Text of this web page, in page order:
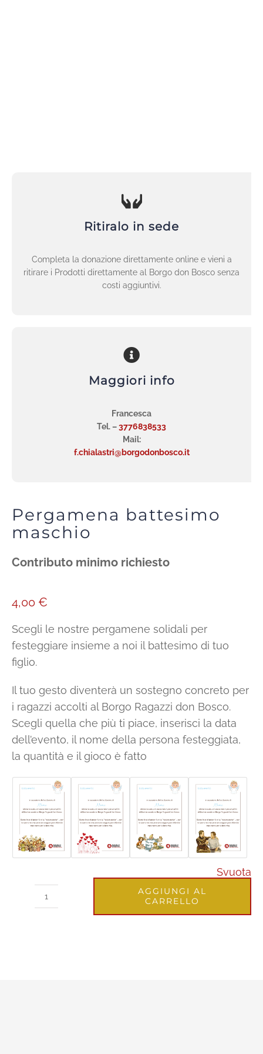
Ritiralo in sede
Completa la donazione direttamente online e vieni a
ritirare i Prodotti direttamente al Borgo don Bosco senza
costi aggiuntivi.
Maggiori info
Francesca
Tel. –3776838533
Mail:
f.chialastri@borgodonbosco.it
Pergamena battesimo
maschio
Contributo minimo richiesto
4,00 €
Scegli le nostre pergamene solidali per
festeggiare insieme a noi il battesimo di tuo
figlio.
Il tuo gesto diventerà un sostegno concreto per
i ragazzi accolti al Borgo Ragazzi don Bosco.
Scegli quella che più ti piace, inserisci la data
dell’evento, il nome della persona festeggiata,
la quantità e il gioco è fatto
Svuota
Pergamena
AGGIUNGI AL
CARRELLO